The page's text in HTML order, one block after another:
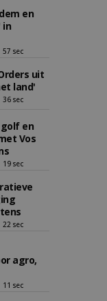
en
in
57 sec
uit
land'
36 sec
en
Vos
19 sec
22 sec
agro,
11 sec